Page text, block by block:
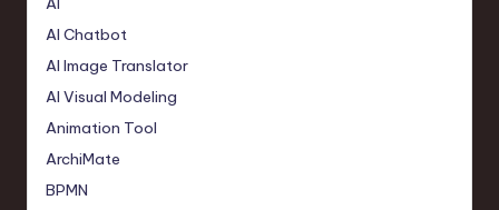
AI Chatbot
AI Image Translator
AI Visual Modeling
Animation Tool
ArchiMate
BPMN